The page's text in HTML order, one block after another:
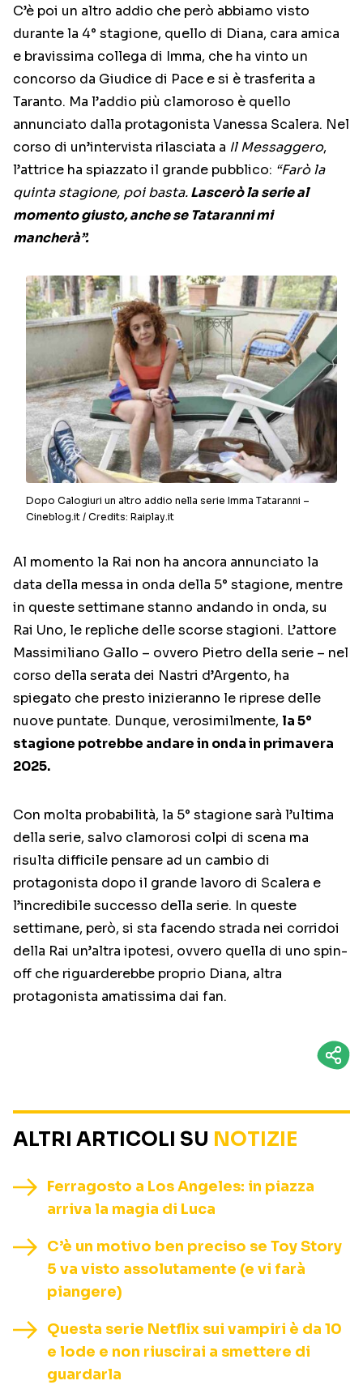
C’è poi un altro addio che però abbiamo visto
durante la 4° stagione, quello di Diana, cara amica
e bravissima collega di Imma, che ha vinto un
concorso da Giudice di Pace e si è trasferita a
Taranto. Ma l’addio più clamoroso è quello
annunciato dalla protagonista Vanessa Scalera. Nel
corso di un’intervista rilasciata a Il Messaggero,
l’attrice ha spiazzato il grande pubblico: “Farò la
quinta stagione, poi basta.Lascerò la serie al
momento giusto, anche se Tataranni mi
mancherà”.
Dopo Calogiuri un altro addio nella serie Imma Tataranni –
Cineblog.it / Credits: Raiplay.it
Al momento la Rai non ha ancora annunciato la
data della messa in onda della 5° stagione, mentre
in queste settimane stanno andando in onda, su
Rai Uno, le repliche delle scorse stagioni. L’attore
Massimiliano Gallo – ovvero Pietro della serie – nel
corso della serata dei Nastri d’Argento, ha
spiegato che presto inizieranno le riprese delle
nuove puntate. Dunque, verosimilmente, la 5°
stagione potrebbe andare in onda in primavera
2025.
Con molta probabilità, la 5° stagione sarà l’ultima
della serie, salvo clamorosi colpi di scena ma
risulta difficile pensare ad un cambio di
protagonista dopo il grande lavoro di Scalera e
l’incredibile successo della serie. In queste
settimane, però, si sta facendo strada nei corridoi
della Rai un’altra ipotesi, ovvero quella di uno spin-
off che riguarderebbe proprio Diana, altra
protagonista amatissima dai fan.
ALTRI ARTICOLI SU NOTIZIE
Ferragosto a Los Angeles: in piazza
arriva la magia di Luca
C’è un motivo ben preciso se Toy Story
5 va visto assolutamente (e vi farà
piangere)
Questa serie Netflix sui vampiri è da 10
e lode e non riuscirai a smettere di
guardarla